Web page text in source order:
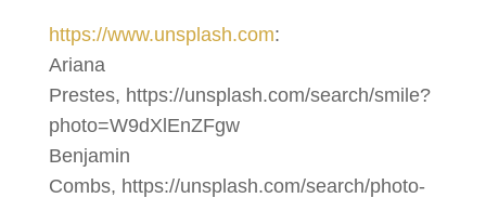
https://www.unsplash.com:
Ariana
Prestes, https://unsplash.com/search/smile?
photo=W9dXlEnZFgw
Benjamin
Combs, https://unsplash.com/search/photo-